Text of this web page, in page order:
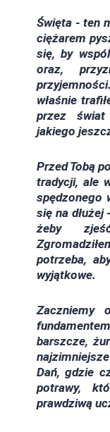
Święta - ten
ciężarem
się, by
oraz,
właśnie
przez świat
jakiego
Przed Tobą
tradycji, ale
spędzonego
się na
żeby
potrzeba,
wyjątkowe.
barszcze,
Dań, gdzie
potrawy,
prawdziwą